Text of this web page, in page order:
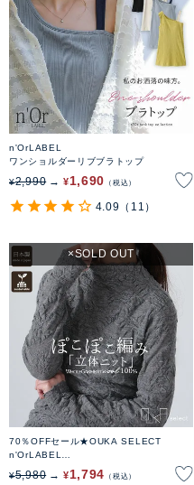
n'OrLABEL
ワンショルダーリブブラトップ
¥2,990 ¥1,690 税込
4.09 （11）
70％OFFセール★OUKA SELECT
n'OrLABEL
ホールガーメント変わり編みハイネックニ
ット
¥5,980 ¥1,794 税込
SOLD OUT